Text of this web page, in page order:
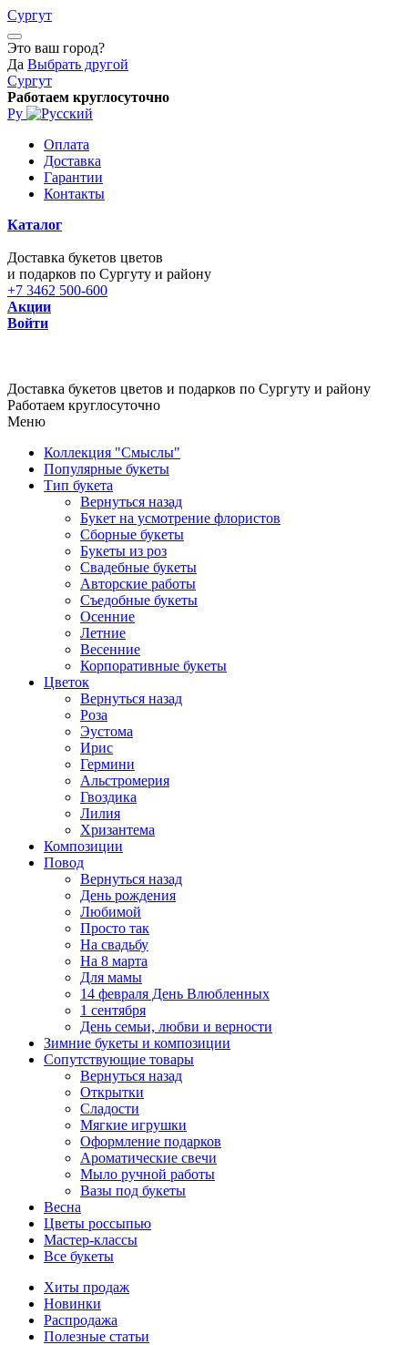
Сургут
Это ваш город?
Да Выбрать другой
Сургут
Работаем круглосуточно
Ру
Оплата
Доставка
Гарантии
Контакты
Каталог
Доставка букетов цветов
и подарков по Сургуту и району
+7 3462 500-600
Акции
Войти
Доставка букетов цветов и подарков по Сургуту и району
Работаем круглосуточно
Меню
Коллекция "Смыслы"
Популярные букеты
Тип букета
Вернуться назад
Букет на усмотрение флористов
Сборные букеты
Букеты из роз
Свадебные букеты
Авторские работы
Съедобные букеты
Осенние
Летние
Весенние
Корпоративные букеты
Цветок
Вернуться назад
Роза
Эустома
Ирис
Гермини
Альстромерия
Гвоздика
Лилия
Хризантема
Композиции
Повод
Вернуться назад
День рождения
Любимой
Просто так
На свадьбу
На 8 марта
Для мамы
14 февраля День Влюбленных
1 сентября
День семьи, любви и верности
Зимние букеты и композиции
Сопутствующие товары
Вернуться назад
Открытки
Сладости
Мягкие игрушки
Оформление подарков
Ароматические свечи
Мыло ручной работы
Вазы под букеты
Весна
Цветы россыпью
Мастер-классы
Все букеты
Хиты продаж
Новинки
Распродажа
Полезные статьи